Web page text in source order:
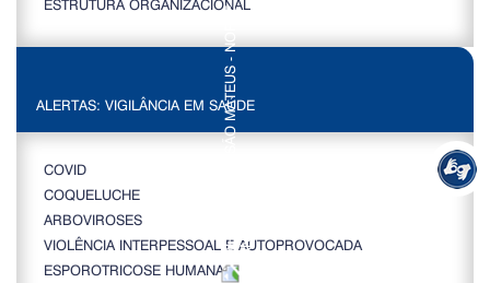
ESTRUTURA ORGANIZACIONAL
ALERTAS: VIGILÂNCIA EM SAÚDE
COVID
COQUELUCHE
ARBOVIROSES
VIOLÊNCIA INTERPESSOAL E AUTOPROVOCADA
ESPOROTRICOSE HUMANA